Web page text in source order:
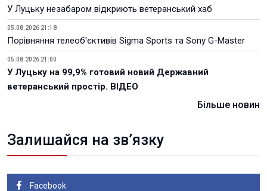
У Луцьку незабаром відкриють ветеранський хаб
05.08.2026 21:18
Порівняння телеоб'єктивів Sigma Sports та Sony G-Master
05.08.2026 21:00
У Луцьку на 99,9% готовий новий Державний
ветеранський простір. ВІДЕО
Більше новин
Залишайся на зв’язку
Facebook